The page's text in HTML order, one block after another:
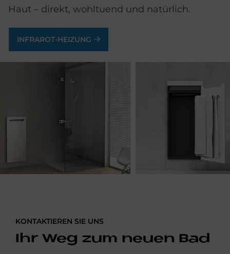
Haut – direkt, wohltuend und natürlich.
INFRAROT-HEIZUNG
KONTAKTIEREN SIE UNS
Ihr Weg zum neuen Bad